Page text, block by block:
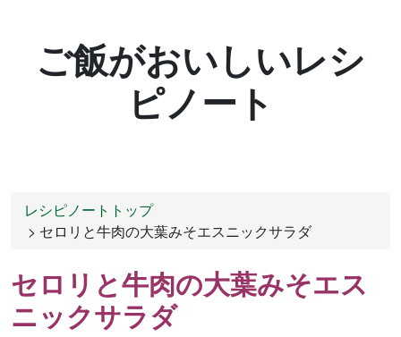
ご飯がおいしいレシ
ピノート
レシピノートトップ
> セロリと牛肉の大葉みそエスニックサラダ
セロリと牛肉の大葉みそエス
ニックサラダ